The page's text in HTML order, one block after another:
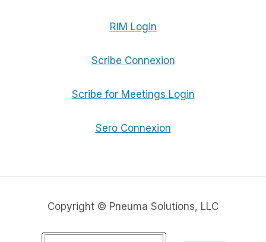
RIM Login
Scribe Connexion
Scribe for Meetings Login
Sero Connexion
Copyright © Pneuma Solutions, LLC